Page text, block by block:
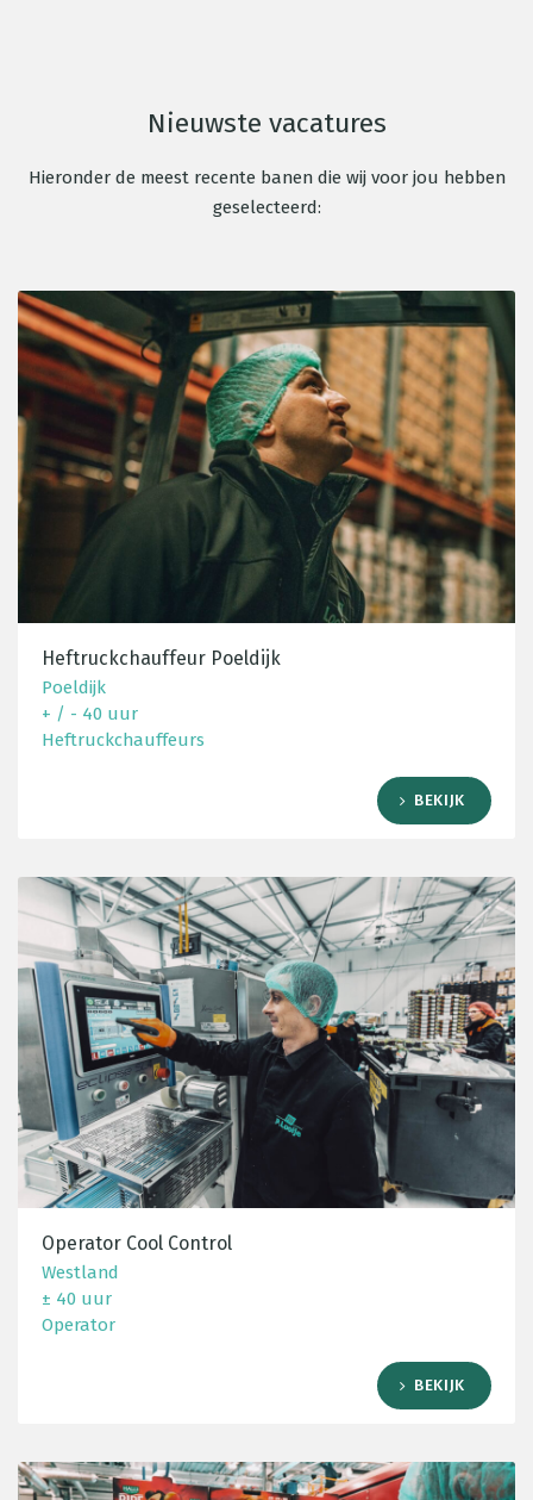
Nieuwste vacatures
Hieronder de meest recente banen die wij voor jou hebben
geselecteerd:
Heftruckchauffeur Poeldijk
Poeldijk
+ / - 40 uur
Heftruckchauffeurs
BEKIJK
Operator Cool Control
Westland
± 40 uur
Operator
BEKIJK